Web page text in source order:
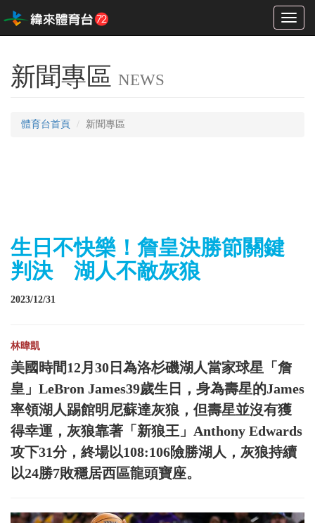
Toggle
新聞專區 NEWS
體育台首頁 新聞專區
生日不快樂！詹皇決勝節關鍵
判決 湖人不敵灰狼
2023/12/31
林暐凱
美國時間12月30日為洛杉磯湖人當家球星「詹
皇」LeBron James39歲生日，身為壽星的James
率領湖人踢館明尼蘇達灰狼，但壽星並沒有獲
得幸運，灰狼靠著「新狼王」Anthony Edwards
攻下31分，終場以108:106險勝湖人，灰狼持續
以24勝7敗穩居西區龍頭寶座。